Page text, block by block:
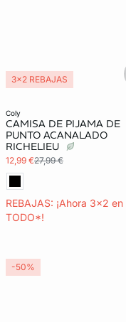
coly
CAMISA DE PIJAMA DE
PUNTO ACANALADO
RICHELIEU
12,99 €27,99 €
REBAJAS: ¡Ahora 3x2 en
TODO*!
3x2 REBAJAS
-50%